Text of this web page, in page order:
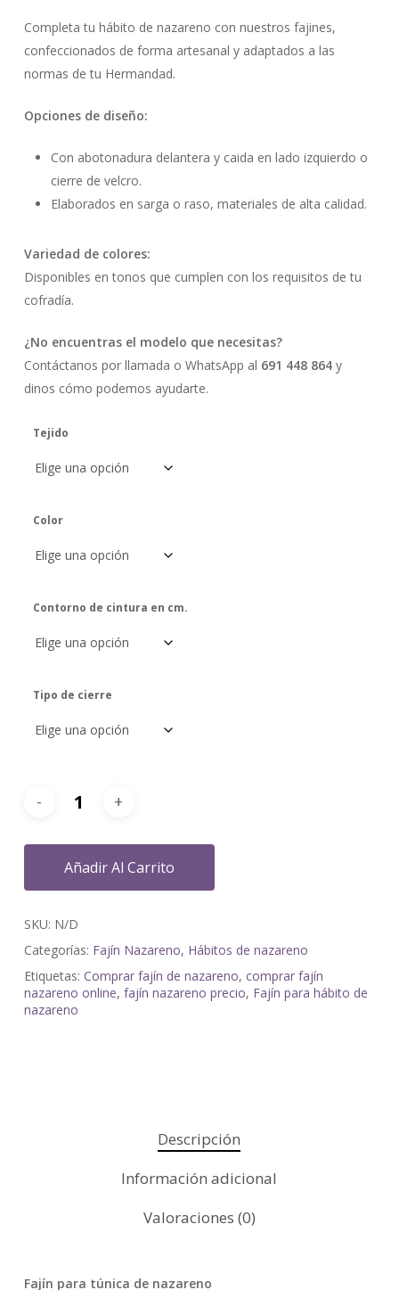
precios:
desde
Completa tu hábito de nazareno con nuestros fajines,
confeccionados de forma artesanal y adaptados a las
normas de tu Hermandad.
Opciones de diseño:
Con abotonadura delantera y caida en lado izquierdo o
cierre de velcro.
Elaborados en sarga o raso, materiales de alta calidad.
Variedad de colores:
Disponibles en tonos que cumplen con los requisitos de tu
cofradía.
¿No encuentras el modelo que necesitas?
Contáctanos por llamada o WhatsApp al 691 448 864y
dinos cómo podemos ayudarte.
Tejido
Color
Contorno de cintura en cm.
Tipo de cierre
Añadir Al Carrito
SKU: N/D
Categorías: Fajín Nazareno, Hábitos de nazareno
Etiquetas: Comprar fajín de nazareno, comprar fajín
nazareno online, fajín nazareno precio, Fajín para hábito de
nazareno
Descripción
Información adicional
Valoraciones (0)
Fajín para túnica de nazareno